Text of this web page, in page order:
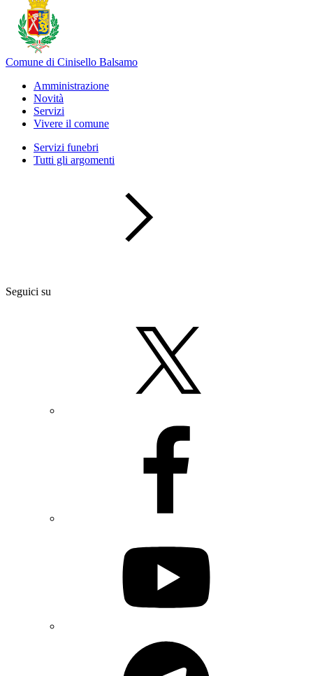
Comune di Cinisello Balsamo
Amministrazione
Novità
Servizi
Vivere il comune
Servizi funebri
Tutti gli argomenti
Seguici su